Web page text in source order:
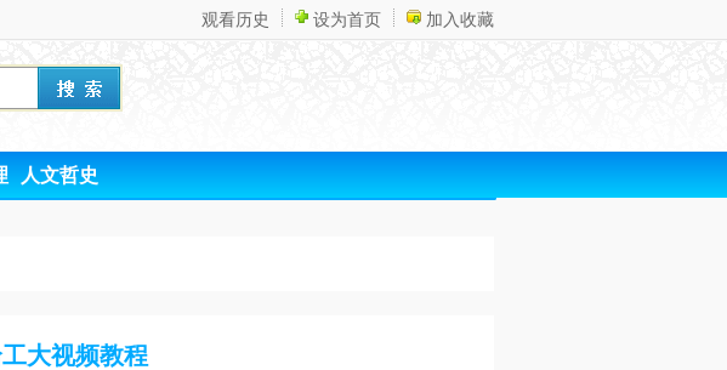
观看历史 设为首页 加入收藏
人文哲史
大视频教程